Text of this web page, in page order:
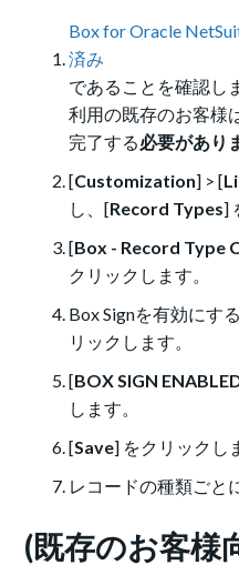
Box for Oracle
済み
であることを確認し
利用の既存のお客様
完了する必要があり
[Customization] > [
し、[Record Types]
[Box - Record Type
クリックします。
Box Signを有効にす
リックします。
[BOX SIGN
します。
[Save] をクリックし
レコードの種類ごと
(既存のお客様